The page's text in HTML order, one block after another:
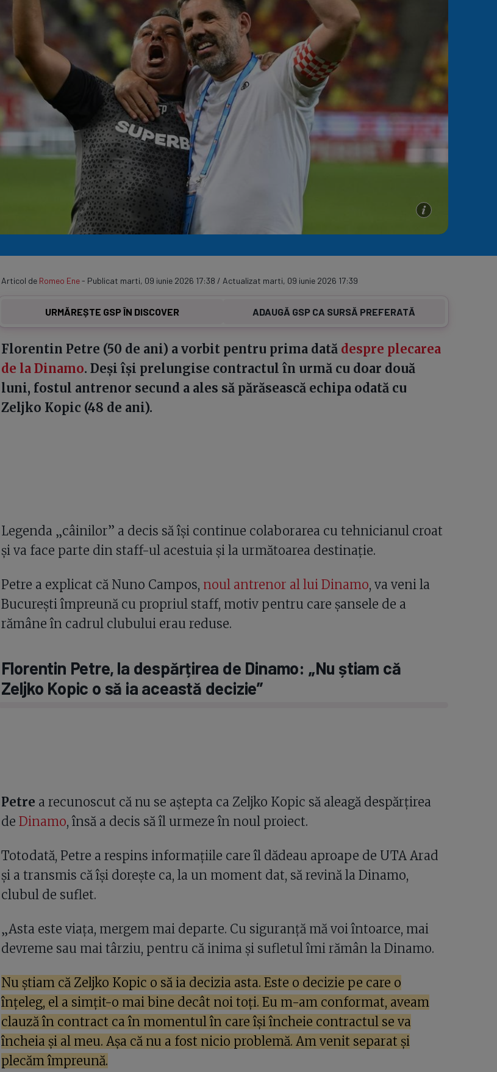
Serie A
Echipe Meciuri
Program TV
Articol de Romeo Ene- Publicat marti, 09 iunie 2026 17:38 / Actualizat marti, 09 iunie 2026 17:39
URMĂREȘTE GSP ÎN DISCOVER ADAUGĂ GSP CA SURSĂ PREFERATĂ
Florentin Petre (50 de ani) a vorbit pentru prima dată despre plecarea
de la Dinamo. Deși își prelungise contractul în urmă cu doar două
luni, fostul antrenor secund a ales să părăsească echipa odată cu
Zeljko Kopic (48 de ani).
Legenda „câinilor” a decis să își continue colaborarea cu tehnicianul croat
și va face parte din staff-ul acestuia și la următoarea destinație.
Petre a explicat că Nuno Campos, noul antrenor al lui Dinamo, va veni la
București împreună cu propriul staff, motiv pentru care șansele de a
rămâne în cadrul clubului erau reduse.
Florentin Petre, la despărțirea de Dinamo: „Nu știam că
Zeljko Kopic o să ia această decizie”
Petre a recunoscut că nu se aștepta ca Zeljko Kopic să aleagă despărțirea
de Dinamo, însă a decis să îl urmeze în noul proiect.
Totodată, Petre a respins informațiile care îl dădeau aproape de UTA Arad
și a transmis că își dorește ca, la un moment dat, să revină la Dinamo,
clubul de suflet.
„Asta este viaţa, mergem mai departe. Cu siguranţă mă voi întoarce, mai
devreme sau mai târziu, pentru că inima şi sufletul îmi rămân la Dinamo.
Nu ştiam că Zeljko Kopic o să ia decizia asta. Este o decizie pe care o
înţeleg, el a simţit-o mai bine decât noi toţi. Eu m-am conformat, aveam
clauză în contract ca în momentul în care îşi încheie contractul se va
încheia şi al meu. Aşa că nu a fost nicio problemă. Am venit separat şi
plecăm împreună.